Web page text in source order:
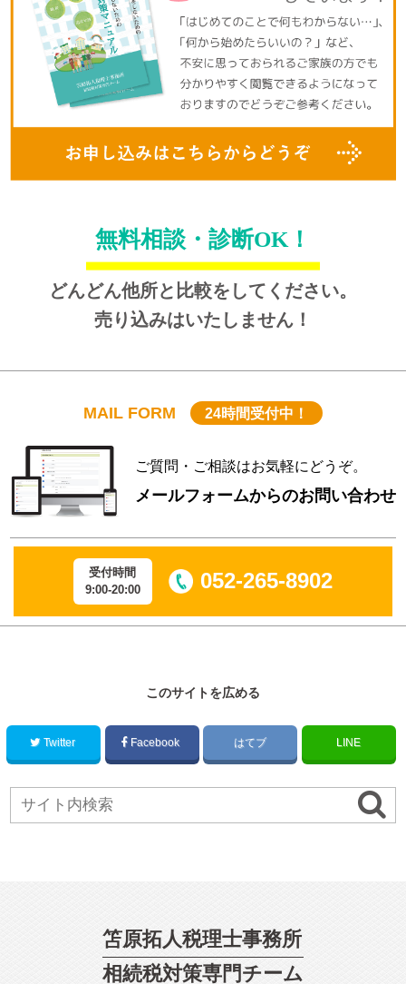
無料相談・診断OK！
どんどん他所と比較をしてください。
売り込みはいたしません！
MAIL FORM 24時間受付中！
ご質問・ご相談はお気軽にどうぞ。
メールフォームからのお問い合わせ
受付時間
9:00-20:00
052-265-8902
このサイトを広める
Twitter Facebook はてブ LINE
笘原拓人税理士事務所
相続税対策専門チーム